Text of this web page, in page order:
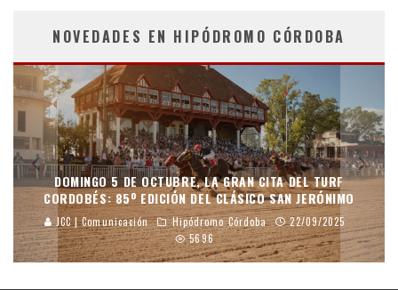
NOVEDADES EN HIPÓDROMO CÓRDOBA
DOMINGO 5 DE OCTUBRE, LA GRAN CITA DEL TURF
CORDOBÉS: 85º EDICIÓN DEL CLÁSICO SAN JERÓNIMO
JCC | Comunicación Hipódromo Córdoba
22/09/2025
5696